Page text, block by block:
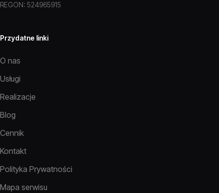
REGON: 524965915
Przydatne linki
O nas
Usługi
Realizacje
Blog
Cennik
Kontakt
Polityka Prywatności
Mapa serwisu